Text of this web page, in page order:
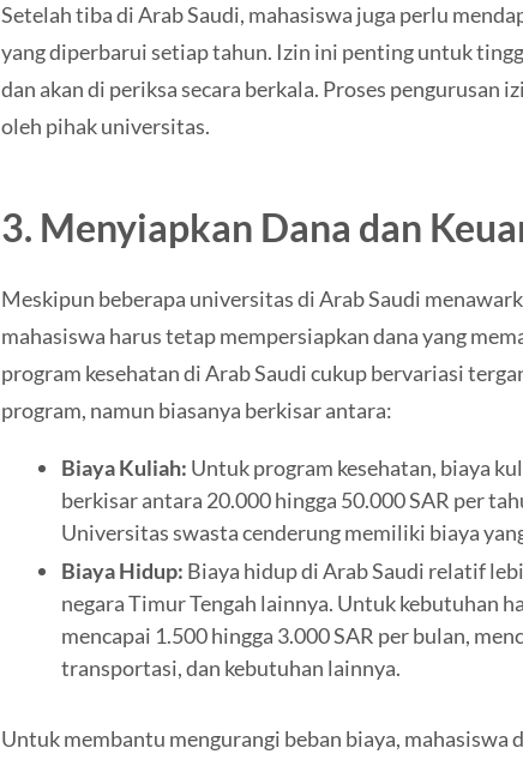
Setelah tiba di Arab Saudi, mahasiswa juga perlu
yang diperbarui setiap tahun. Izin ini penting untuk
dan akan di periksa secara berkala. Proses pengurusan
oleh pihak universitas.
3. Menyiapkan Dana dan
Meskipun beberapa universitas di Arab Saudi
mahasiswa harus tetap mempersiapkan dana yang
program kesehatan di Arab Saudi cukup bervariasi
program, namun biasanya berkisar antara:
Biaya Kuliah: Untuk program kesehatan, biaya
berkisar antara 20.000 hingga 50.000 SAR per
Universitas swasta cenderung memiliki biaya
Biaya Hidup: Biaya hidup di Arab Saudi relatif
negara Timur Tengah lainnya. Untuk kebutuhan
mencapai 1.500 hingga 3.000 SAR per bulan,
transportasi, dan kebutuhan lainnya.
Untuk membantu mengurangi beban biaya, mahasiswa